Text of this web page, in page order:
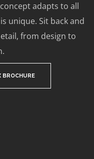
adapts to all
unique. Sit back and
from design to
BROCHURE